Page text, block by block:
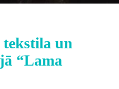
tekstila un
“Lama